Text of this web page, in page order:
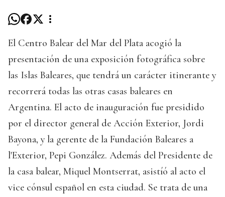
El Centro Balear del Mar del Plata acogió la
presentación de una exposición fotográfica sobre
las Islas Baleares, que tendrá un carácter itinerante y
recorrerá todas las otras casas baleares en
Argentina. El acto de inauguración fue presidido
por el director general de Acción Exterior, Jordi
Bayona, y la gerente de la Fundación Baleares a
l'Exterior, Pepi González. Además del Presidente de
la casa balear, Miquel Montserrat, asistíó al acto el
vice cónsul español en esta ciudad. Se trata de una